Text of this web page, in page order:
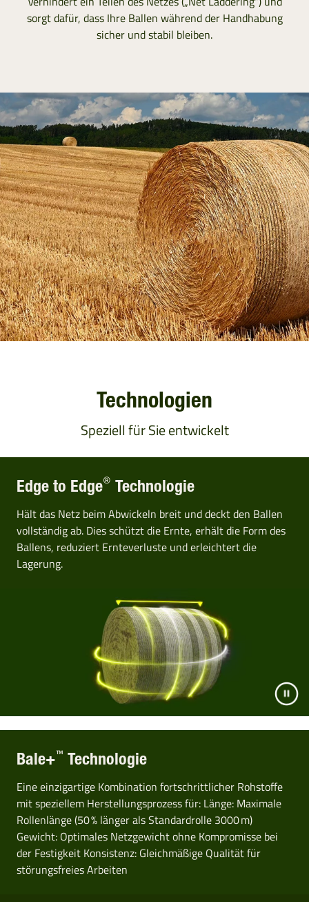
sorgt dafür, dass Ihre Ballen während der Handhabung
sicher und stabil bleiben.
Technologien
Speziell für Sie entwickelt
Edge to Edge® Technologie
Hält das Netz beim Abwickeln breit und deckt den Ballen
vollständig ab. Dies schützt die Ernte, erhält die Form des
Ballens, reduziert Ernteverluste und erleichtert die
Lagerung.
Bale+™ Technologie
Eine einzigartige Kombination fortschrittlicher Rohstoffe
mit speziellem Herstellungsprozess für: Länge: Maximale
Rollenlänge (50 % länger als Standardrolle 3000 m)
Gewicht: Optimales Netzgewicht ohne Kompromisse bei
der Festigkeit Konsistenz: Gleichmäßige Qualität für
störungsfreies Arbeiten